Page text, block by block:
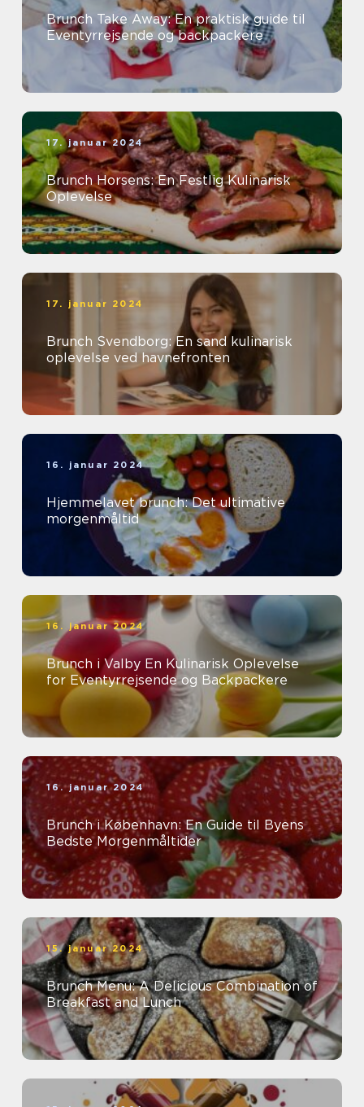
Brunch Take Away: En praktisk guide til
Eventyrrejsende og backpackere
17. januar 2024
Brunch Horsens: En Festlig Kulinarisk
Oplevelse
17. januar 2024
Brunch Svendborg: En sand kulinarisk
oplevelse ved havnefronten
16. januar 2024
Hjemmelavet brunch: Det ultimative
morgenmåltid
16. januar 2024
Brunch i Valby En Kulinarisk Oplevelse
for Eventyrrejsende og Backpackere
16. januar 2024
Brunch i København: En Guide til Byens
Bedste Morgenmåltider
15. januar 2024
Brunch Menu: A Delicious Combination of
Breakfast and Lunch